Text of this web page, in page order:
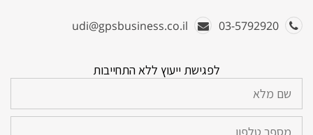
udi@gpsbusiness.co.il
לפגישת ייעוץ ללא התחייבות